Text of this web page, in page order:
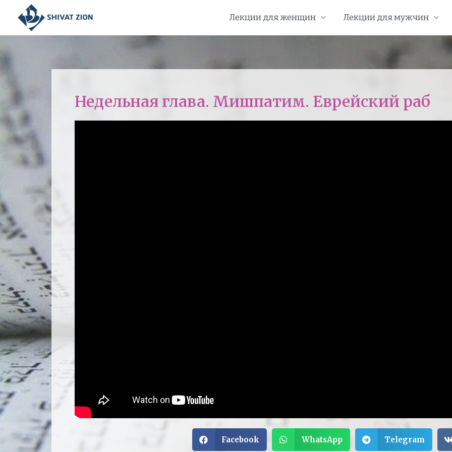
Лекции для женщин Лекции для мужчин
Недельная глава. Мишпатим. Еврейский раб
Facebook WhatsApp Telegram